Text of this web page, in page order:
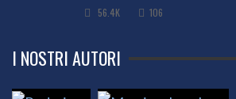
56.4K 106
I NOSTRI AUTORI